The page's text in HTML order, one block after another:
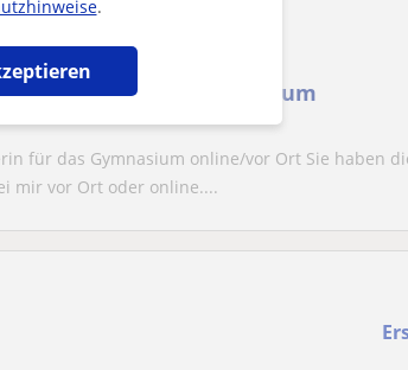
.
für das Gymnasium
für das Gymnasium online/vor Ort Sie haben
mir vor Ort oder online....